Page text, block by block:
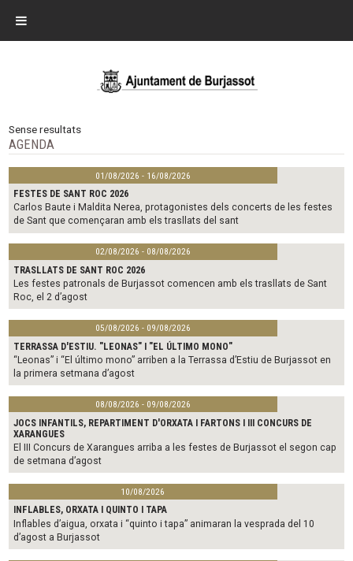
Sense resultats
AGENDA
01/08/2026 - 16/08/2026
FESTES DE SANT ROC 2026
Carlos Baute i Maldita Nerea, protagonistes dels concerts de les festes
de Sant que començaran amb els trasllats del sant
02/08/2026 - 08/08/2026
TRASLLATS DE SANT ROC 2026
Les festes patronals de Burjassot comencen amb els trasllats de Sant
Roc, el 2 d’agost
05/08/2026 - 09/08/2026
TERRASSA D'ESTIU. "LEONAS" I "EL ÚLTIMO MONO"
“Leonas” i “El último mono” arriben a la Terrassa d’Estiu de Burjassot en
la primera setmana d’agost
08/08/2026 - 09/08/2026
JOCS INFANTILS, REPARTIMENT D'ORXATA I FARTONS I III CONCURS DE
XARANGUES
El III Concurs de Xarangues arriba a les festes de Burjassot el segon cap
de setmana d’agost
10/08/2026
INFLABLES, ORXATA I QUINTO I TAPA
Inflables d’aigua, orxata i “quinto i tapa” animaran la vesprada del 10
d’agost a Burjassot